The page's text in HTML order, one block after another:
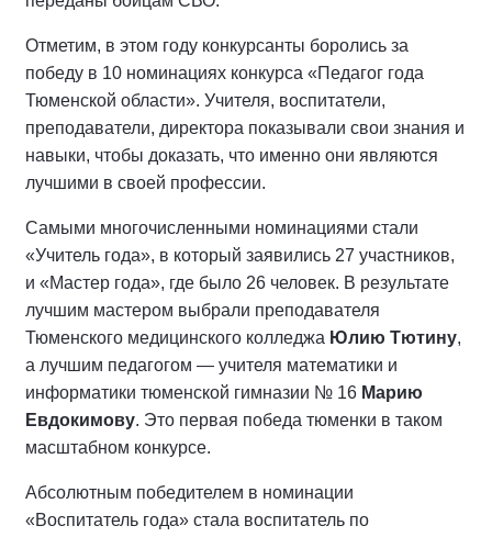
Отметим, в этом году конкурсанты боролись за
победу в 10 номинациях конкурса «Педагог года
Тюменской области». Учителя, воспитатели,
преподаватели, директора показывали свои знания и
навыки, чтобы доказать, что именно они являются
лучшими в своей профессии.
Самыми многочисленными номинациями стали
«Учитель года», в который заявились 27 участников,
и «Мастер года», где было 26 человек. В результате
лучшим мастером выбрали преподавателя
Тюменского медицинского колледжа Юлию Тютину,
а лучшим педагогом — учителя математики и
информатики тюменской гимназии № 16 Марию
Евдокимову. Это первая победа тюменки в таком
масштабном конкурсе.
Абсолютным победителем в номинации
«Воспитатель года» стала воспитатель по